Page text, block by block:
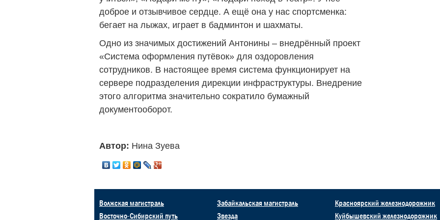
доброе и отзывчивое сердце. А ещё она у нас спортсменка:
бегает на лыжах, играет в бадминтон и шахматы.
Одно из значимых достижений Антонины – внедрённый проект
«Система оформления путёвок» для оздоровления
сотрудников. В настоящее время система функционирует на
сервере подразделения дирекции инфраструктуры. Внедрение
этого алгоритма значительно сократило бумажный
документооборот.
Автор: Нина Зуева
Волжская магистраль
Восточно-Сибирский путь
Забайкальская магистраль
Звезда
Красноярский железнодорожник
Куйбышевский железнодорожник